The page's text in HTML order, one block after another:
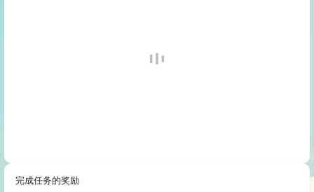
完成任务的奖励